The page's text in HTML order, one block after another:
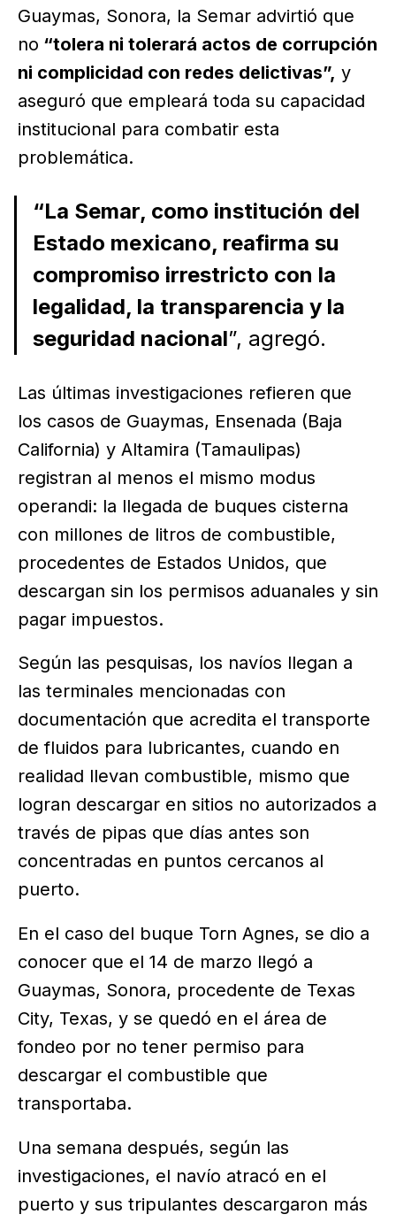
Guaymas, Sonora, la Semar advirtió que
no “tolera ni tolerará actos de corrupción
ni complicidad con redes delictivas”, y
aseguró que empleará toda su capacidad
institucional para combatir esta
problemática.
“La Semar, como institución del
Estado mexicano, reafirma su
compromiso irrestricto con la
legalidad, la transparencia y la
seguridad nacional”, agregó.
Las últimas investigaciones refieren que
los casos de Guaymas, Ensenada (Baja
California) y Altamira (Tamaulipas)
registran al menos el mismo modus
operandi: la llegada de buques cisterna
con millones de litros de combustible,
procedentes de Estados Unidos, que
descargan sin los permisos aduanales y sin
pagar impuestos.
Según las pesquisas, los navíos llegan a
las terminales mencionadas con
documentación que acredita el transporte
de fluidos para lubricantes, cuando en
realidad llevan combustible, mismo que
logran descargar en sitios no autorizados a
través de pipas que días antes son
concentradas en puntos cercanos al
puerto.
En el caso del buque Torn Agnes, se dio a
conocer que el 14 de marzo llegó a
Guaymas, Sonora, procedente de Texas
City, Texas, y se quedó en el área de
fondeo por no tener permiso para
descargar el combustible que
transportaba.
Una semana después, según las
investigaciones, el navío atracó en el
puerto y sus tripulantes descargaron más